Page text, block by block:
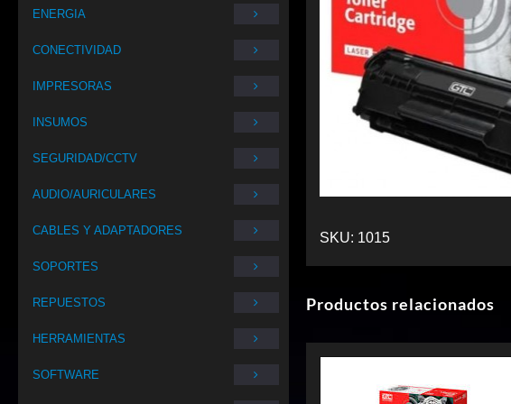
ENERGIA
CONECTIVIDAD
IMPRESORAS
INSUMOS
SEGURIDAD/CCTV
AUDIO/AURICULARES
CABLES Y ADAPTADORES
SOPORTES
REPUESTOS
HERRAMIENTAS
SOFTWARE
SKU: 1015
Productos relacionados